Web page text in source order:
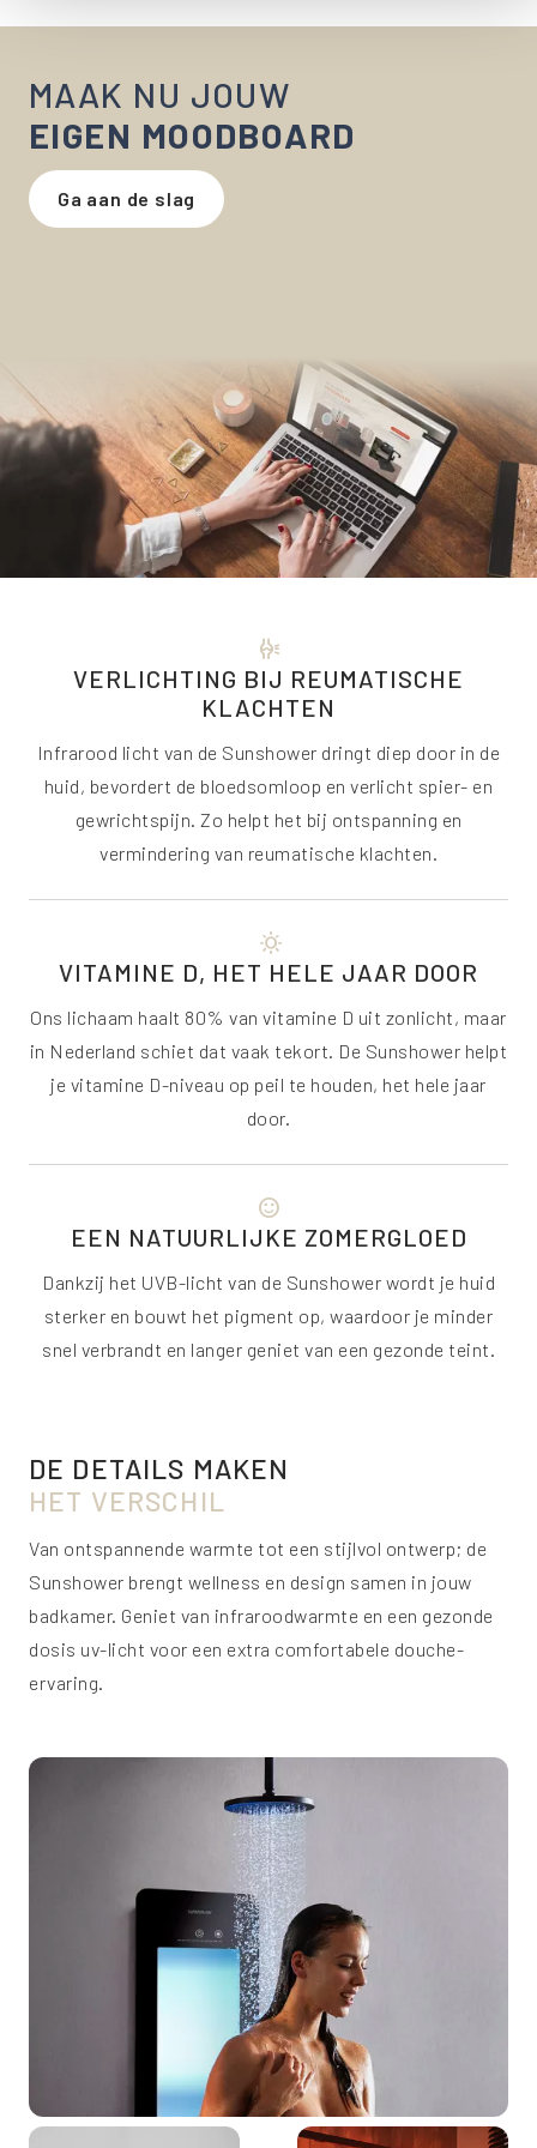
MAAK NU JOUW
EIGEN MOODBOARD
Ga aan de slag
rheumatology
VERLICHTING BIJ REUMATISCHE
KLACHTEN
Infrarood licht van de Sunshower dringt diep door in de
huid, bevordert de bloedsomloop en verlicht spier- en
gewrichtspijn. Zo helpt het bij ontspanning en
vermindering van reumatische klachten.
sunny
VITAMINE D, HET HELE JAAR DOOR
Ons lichaam haalt 80% van vitamine D uit zonlicht, maar
in Nederland schiet dat vaak tekort. De Sunshower helpt
je vitamine D-niveau op peil te houden, het hele jaar
door.
sentiment_satisfied
EEN NATUURLIJKE ZOMERGLOED
Dankzij het UVB-licht van de Sunshower wordt je huid
sterker en bouwt het pigment op, waardoor je minder
snel verbrandt en langer geniet van een gezonde teint.
DE DETAILS MAKEN
HET VERSCHIL
Van ontspannende warmte tot een stijlvol ontwerp; de
Sunshower brengt wellness en design samen in jouw
badkamer. Geniet van infraroodwarmte en een gezonde
dosis uv-licht voor een extra comfortabele douche-
ervaring.